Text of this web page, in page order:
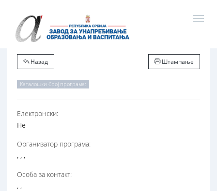
Назад Штампање
Каталошки број програма:
Електронски:
Не
Организатор програма:
, , ,
Особа за контакт:
, ,